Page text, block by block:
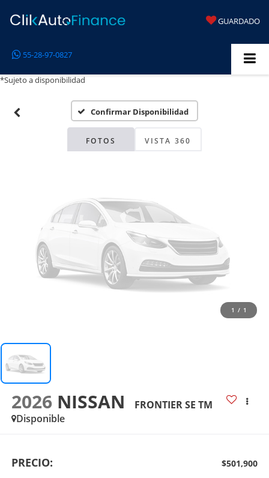
GUARDADO
55-28-97-0827
*Sujeto a disponibilidad
Confirmar Disponibilidad
FOTOS VISTA 360
Disponibles
Por favor, revise luego
1 / 1
2026 NISSAN
FRONTIER SE TM
Disponible
PRECIO: $501,900